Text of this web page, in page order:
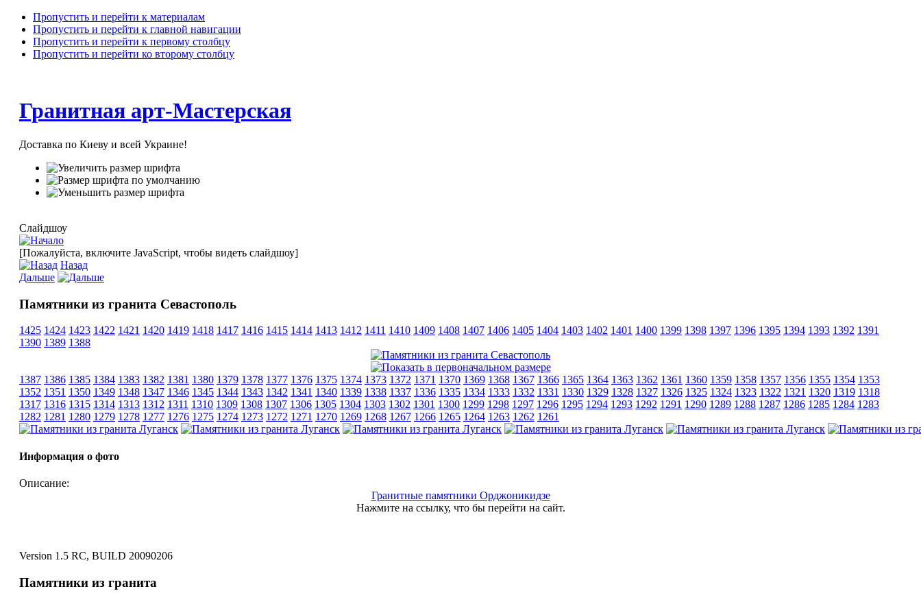
Пропустить и перейти к материалам
Пропустить и перейти к главной навигации
Пропустить и перейти к первому столбцу
Пропустить и перейти ко второму столбцу
Гранитная арт-Мастерская
Доставка по Киеву и всей Украине!
Слайдшоу
[Пожалуйста, включите JavaScript, чтобы видеть слайдшоу]
Назад
Дальше
Памятники из гранита Севастополь
1425 1424 1423 1422 1421 1420 1419 1418 1417 1416 1415 1414 1413 1412 1411 1410 1409 1408 1407 1406 1405 1404 1403 1402 1401 1400 1399 1398 1397 1396 1395 1394 1393 1392 1391
1390 1389 1388
1387 1386 1385 1384 1383 1382 1381 1380 1379 1378 1377 1376 1375 1374 1373 1372 1371 1370 1369 1368 1367 1366 1365 1364 1363 1362 1361 1360 1359 1358 1357 1356 1355 1354 1353
1352 1351 1350 1349 1348 1347 1346 1345 1344 1343 1342 1341 1340 1339 1338 1337 1336 1335 1334 1333 1332 1331 1330 1329 1328 1327 1326 1325 1324 1323 1322 1321 1320 1319 1318
1317 1316 1315 1314 1313 1312 1311 1310 1309 1308 1307 1306 1305 1304 1303 1302 1301 1300 1299 1298 1297 1296 1295 1294 1293 1292 1291 1290 1289 1288 1287 1286 1285 1284 1283
1282 1281 1280 1279 1278 1277 1276 1275 1274 1273 1272 1271 1270 1269 1268 1267 1266 1265 1264 1263 1262 1261
Информация о фото
Описание:
Гранитные памятники Орджоникидзе
Нажмите на ссылку, что бы перейти на сайт.
Version 1.5 RC, BUILD 20090206
Памятники из гранита